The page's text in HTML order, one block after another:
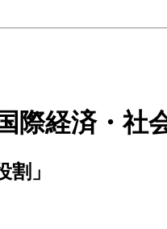
際経済・社
」